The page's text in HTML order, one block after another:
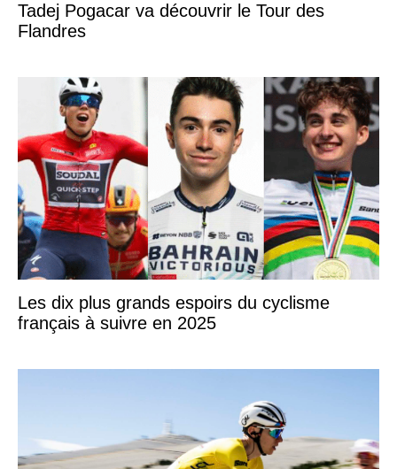
Tadej Pogacar va découvrir le Tour des
Flandres
Les dix plus grands espoirs du cyclisme
français à suivre en 2025